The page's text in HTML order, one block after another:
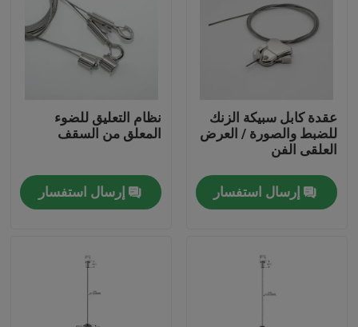
أشرطة فيديو
عقدة كابل سبيكة الزنك
للضبط والصورة / العرض
العلقى الفن
إرسال استفسار
نظام التعليق للضوء
المعلق من السقف
إرسال استفسار